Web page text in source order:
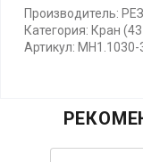
Производитель:
Категория: Кран
Артикул: MH1.1030-